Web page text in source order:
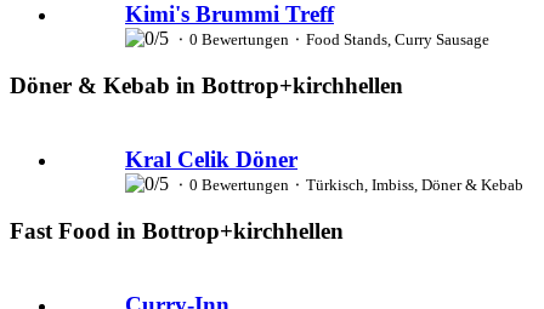
Kimi's Brummi Treff
⬝ 0 Bewertungen ⬝ Food Stands, Curry Sausage
Döner & Kebab in Bottrop+kirchhellen
Kral Celik Döner
⬝ 0 Bewertungen ⬝ Türkisch, Imbiss, Döner & Kebab
Fast Food in Bottrop+kirchhellen